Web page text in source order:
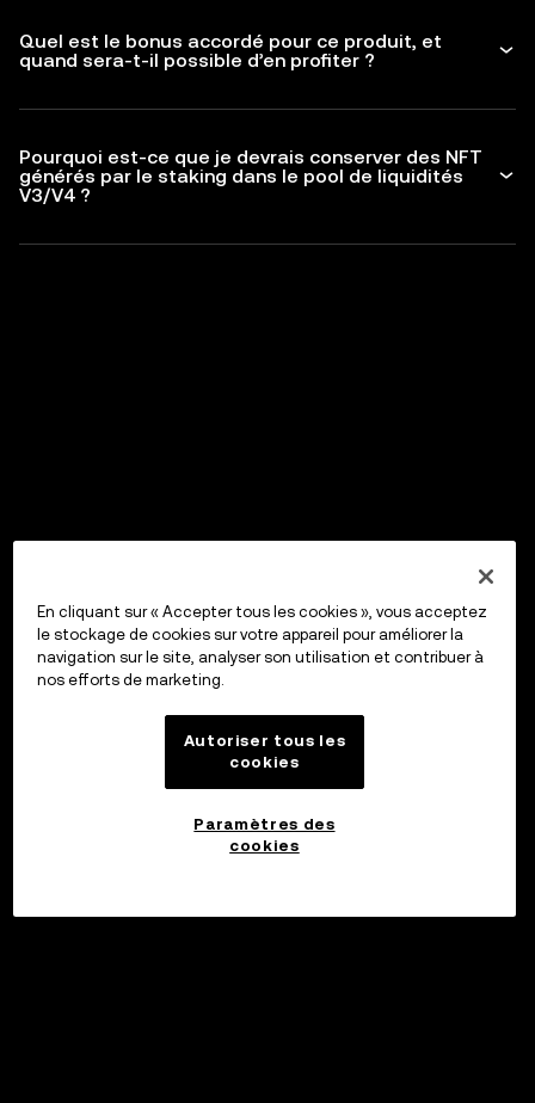
Quel est le bonus accordé pour ce produit, et
quand sera-t-il possible d’en profiter ?
Pourquoi est-ce que je devrais conserver des NFT
générés par le staking dans le pool de liquidités
V3/V4 ?
En cliquant sur « Accepter tous les cookies », vous acceptez
le stockage de cookies sur votre appareil pour améliorer la
navigation sur le site, analyser son utilisation et contribuer à
nos efforts de marketing.
Autoriser tous les
cookies
Paramètres des
cookies